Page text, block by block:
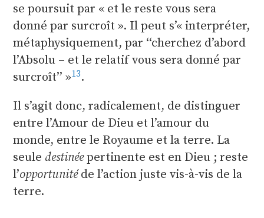
se poursuit par « et le reste vous sera
donné par surcroît ». Il peut s’
interpréter,
métaphysiquement, par ‘‘cherchez d’abord
l’Absolu – et le relatif vous sera donné par
surcroît’’
13.
Il s’agit donc, radicalement, de distinguer
entre l’Amour de Dieu et l’amour du
monde, entre le Royaume et la terre. La
seule destinéepertinente est en Dieu ; reste
l’opportunitéde l’action juste vis-à-vis de la
terre.